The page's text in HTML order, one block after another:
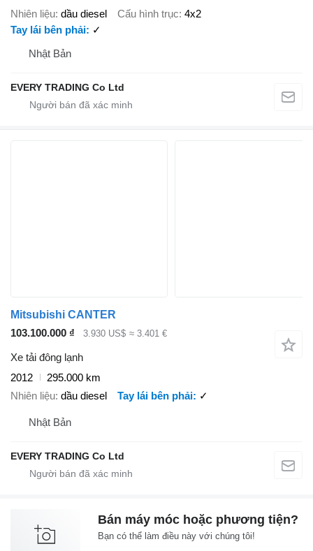
Nhiên liệu dầu diesel Cấu hình trục 4x2
Tay lái bên phải
✓
Nhật Bản
EVERY TRADING Co Ltd
Mitsubishi CANTER
103.100.000 ₫
3.930 US$ ≈ 3.401 €
Xe tải đông lạnh
2012
295.000 km
Nhiên liệu dầu diesel Tay lái bên phải ✓
Nhật Bản
EVERY TRADING Co Ltd
Bán máy móc hoặc phương tiện?
Bạn có thể làm điều này với chúng tôi!